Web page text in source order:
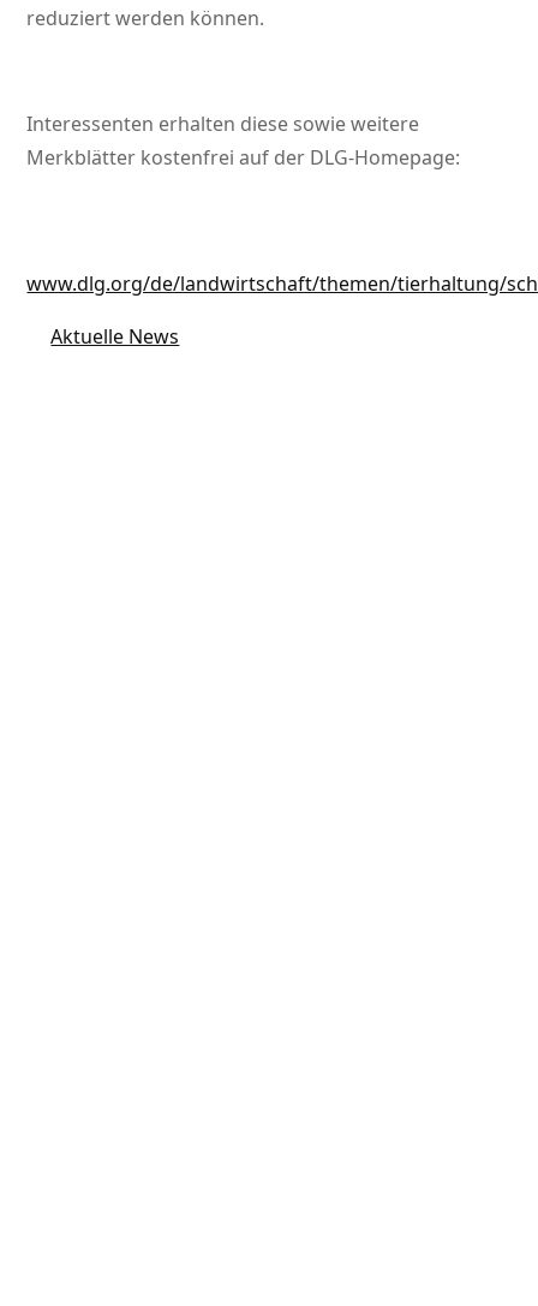
reduziert werden können.
Interessenten erhalten diese sowie weitere
Merkblätter kostenfrei auf der DLG-Homepage:
www.dlg.org/de/landwirtschaft/themen/tierhaltung/
Aktuelle News